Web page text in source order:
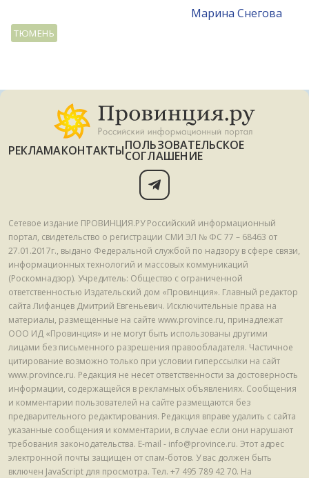
Mарина Снегова
ТЮМЕНЬ
РЕКЛАМАКОНТАКТЫПОЛЬЗОВАТЕЛЬСКОЕ
СОГЛАШЕНИЕ
Сетевое издание ПРОВИНЦИЯ.РУ Российский информационный
портал, свидетельство о регистрации СМИ ЭЛ № ФС 77 – 68463 от
27.01.2017г., выдано Федеральной службой по надзору в сфере связи,
информационных технологий и массовых коммуникаций
(Роскомнадзор). Учредитель: Общество с ограниченной
ответственностью Издательский дом «Провинция». Главный редактор
сайта Лифанцев Дмитрий Евгеньевич. Исключительные права на
материалы, размещенные на сайте www.province.ru, принадлежат
ООО ИД «Провинция» и не могут быть использованы другими
лицами без письменного разрешения правообладателя. Частичное
цитирование возможно только при условии гиперссылки на сайт
www.province.ru. Редакция не несет ответственности за достоверность
информации, содержащейся в рекламных объявлениях. Сообщения
и комментарии пользователей на сайте размещаются без
предварительного редактирования. Редакция вправе удалить с сайта
указанные сообщения и комментарии, в случае если они нарушают
требования законодательства. E-mail - info@province.ru. Этот адрес
электронной почты защищен от спам-ботов. У вас должен быть
включен JavaScript для просмотра. Tел. +7 495 789 42 70. На